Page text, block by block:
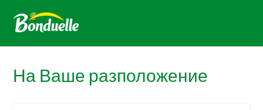
На Ваше разположение